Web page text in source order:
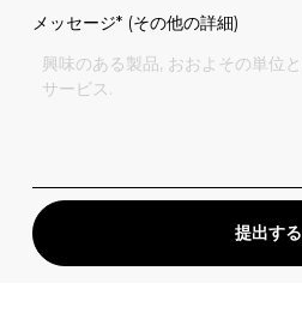
メッセージ* (その他の詳細)
提出する